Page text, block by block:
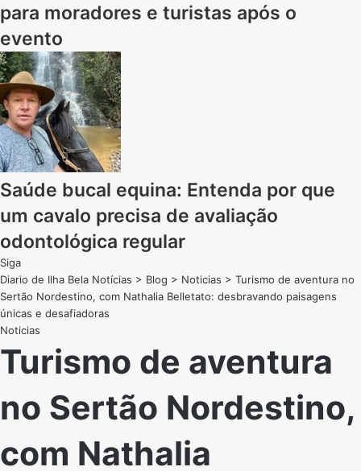
para moradores e turistas após o
evento
Saúde bucal equina: Entenda por que
um cavalo precisa de avaliação
odontológica regular
Siga
Diario de Ilha Bela Notícias > Blog > Noticias > Turismo de aventura no
Sertão Nordestino, com Nathalia Belletato: desbravando paisagens
únicas e desafiadoras
Noticias
Turismo de aventura
no Sertão Nordestino,
com Nathalia